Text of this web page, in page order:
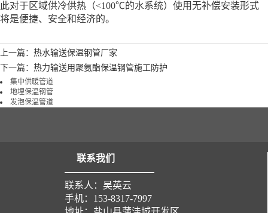
此对于区域供冷供热（<100℃的水系统）使用无补偿安装形式
将是便捷、安全和经济的。
上一篇：热水输送保温钢管厂家
下一篇：热力输送用聚氨酯保温钢管施工防护
集中供暖管道
地埋保温钢管
发泡保温管道
联系我们
联系人：吴英云
手机：153-8317-7997